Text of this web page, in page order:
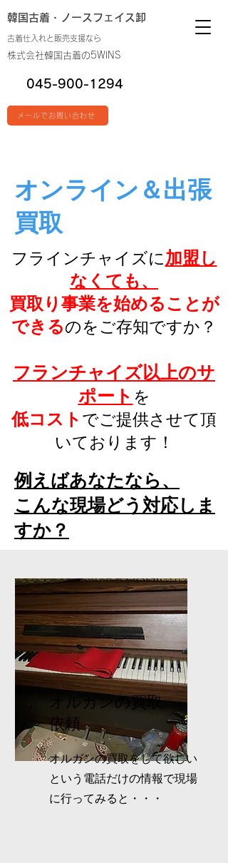
韓国古着・ ノースフェイス卸
古着仕入れと販売支援なら
株式会社韓国古着の5WINS
045-900-1294
メールでお問い合わせ
オンライン＆出張
買取
フラインチャイズに加盟し
なくても、
​買取り事業を始めることが
できるのをご存知ですか？
フランチャイズ以上のサ
ポート を
低コスト でご提供させて頂
いております！
例えばあなたなら、
こんな現場どう対応しま
すか？
オルガンの買取
依頼
オルガンの買取をして欲しい
という電話だけの情報で現場
に行ってみると・・・